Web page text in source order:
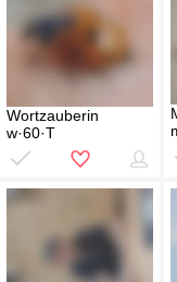
Wortzauberin
w·60·T